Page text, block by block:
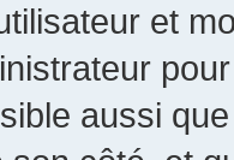
et
aussi